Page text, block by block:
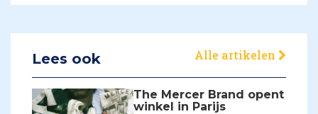
Lees ook Alle artikelen
The Mercer Brand opent
winkel in Parijs